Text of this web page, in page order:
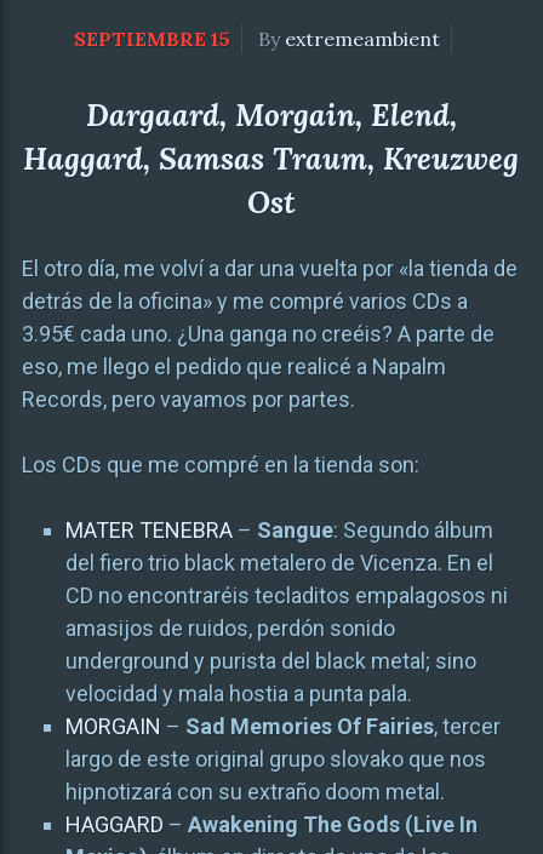
SEPTIEMBRE 15 By extremeambient
Dargaard, Morgain, Elend,
Haggard, Samsas Traum, Kreuzweg
Ost
El otro día, me volví a dar una vuelta por «la tienda de
detrás de la oficina» y me compré varios CDs a
3.95€ cada uno. ¿Una ganga no creéis? A parte de
eso, me llego el pedido que realicé a Napalm
Records, pero vayamos por partes.
Los CDs que me compré en la tienda son:
MATER TENEBRA– Sangue: Segundo álbum
del fiero trio black metalero de Vicenza. En el
CD no encontraréis tecladitos empalagosos ni
amasijos de ruidos, perdón sonido
underground y purista del black metal; sino
velocidad y mala hostia a punta pala.
MORGAIN – Sad Memories Of Fairies, tercer
largo de este original grupo slovako que nos
hipnotizará con su extraño doom metal.
HAGGARD – Awakening The Gods (Live In